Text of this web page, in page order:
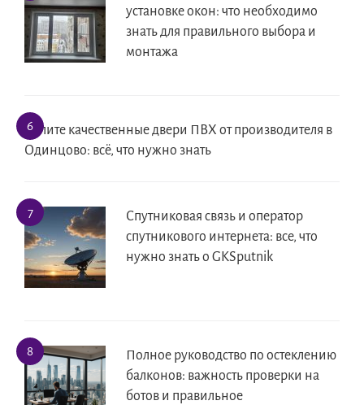
установке окон: что необходимо
знать для правильного выбора и
монтажа
Купите качественные двери ПВХ от производителя в
Одинцово: всё, что нужно знать
Спутниковая связь и оператор
спутникового интернета: все, что
нужно знать о GKSputnik
Полное руководство по остеклению
балконов: важность проверки на
ботов и правильное